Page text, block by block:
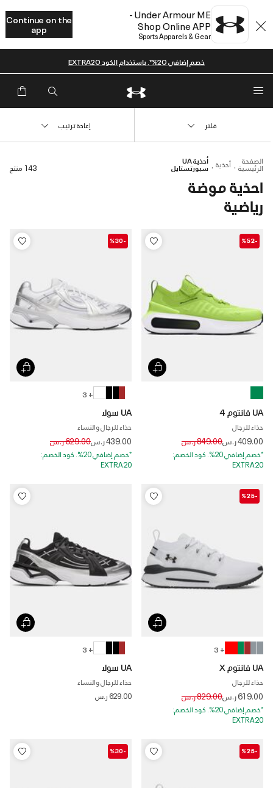
Under Armour ME -
Shop Online APP
Sports Apparels & Gear
Continue on the
app
خصم إضافي 20%*. باستخدام الكود EXTRA20
الصفحة
الرئيسية أحذية أحذية UA
سبورتستايل
احذية موضة
رياضية
143 منتج
فلتر إعادة ترتيب
-%52
UA فانتوم 4
حذاء للرجال
409.00 ر.س Price reduced from
849.00 ر.س to
*خصم إضافي 20%. كود الخصم:
EXTRA20
-%30
+ 3
UA سولا
حذاء للرجال والنساء
439.00 ر.س Price reduced from
629.00 ر.س to
*خصم إضافي 20%. كود الخصم:
EXTRA20
-%25
+ 3
UA فانتوم X
حذاء للرجال
619.00 ر.س Price reduced from
829.00 ر.س to
*خصم إضافي 20%. كود الخصم:
EXTRA20
+ 3
UA سولا
حذاء للرجال والنساء
629.00 ر.س
-%25
-%30